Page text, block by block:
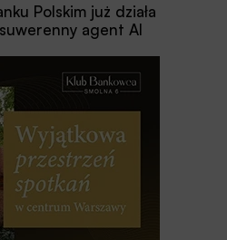
Polskim już działa
agent AI